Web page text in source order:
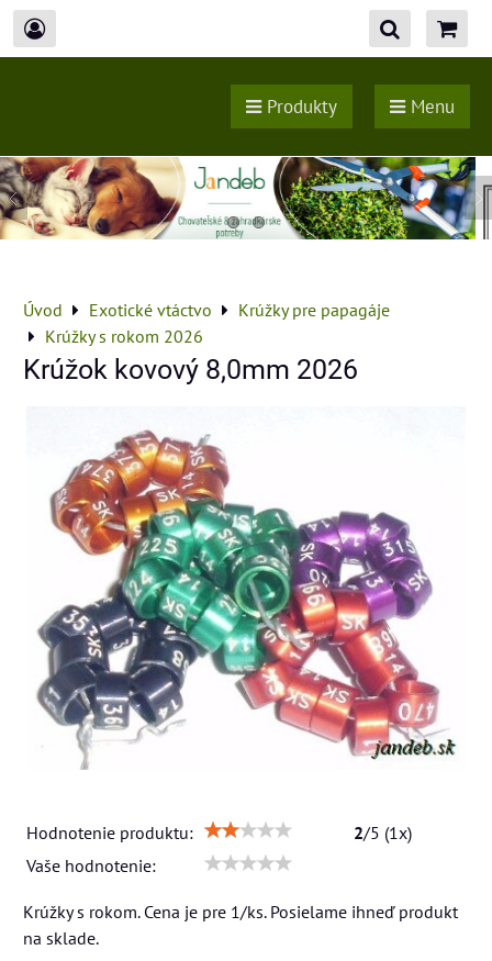
Produkty Menu
Úvod Exotické vtáctvo
Krúžky pre papagáje
Krúžky s rokom 2026
Krúžok kovový 8,0mm 2026
Hodnotenie produktu: 2/5 (1x)
Vaše hodnotenie:
Krúžky s rokom. Cena je pre 1/ks. Posielame ihneď produkt
na sklade.